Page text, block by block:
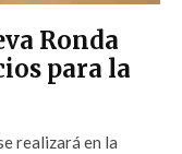
Ronda
para la
realizará en la